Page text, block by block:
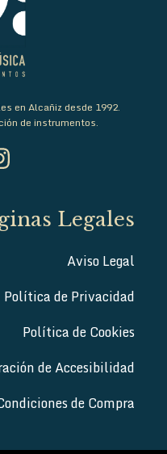
en Alcañiz desde 1992.
de instrumentos.
Legales
Aviso Legal
Política de Privacidad
Política de Cookies
de Accesibilidad
de Compra